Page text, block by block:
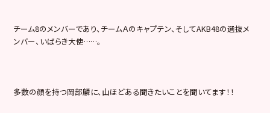
チーム8のメンバーであり、チームＡのキャプテン、そしてAKB48の選抜メ
ンバー、いばらき大使……。
多数の顔を持つ岡部麟に、山ほどある聞きたいことを聞いてます！！